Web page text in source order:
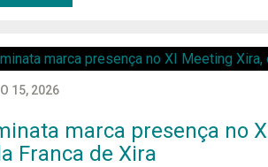
15, 2026
marca presença no
Franca de Xira